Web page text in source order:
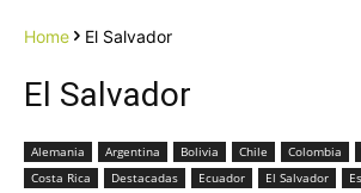
Home El Salvador
El Salvador
Alemania Argentina Bolivia Chile Colombia
Costa Rica
Destacadas Ecuador El Salvador